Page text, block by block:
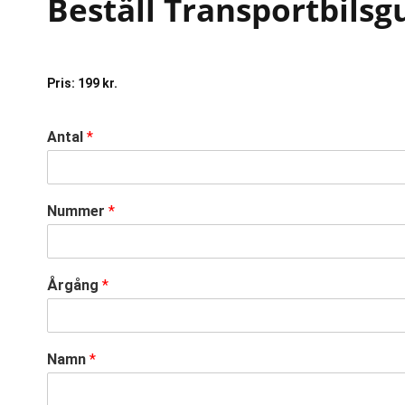
Beställ
Pris: 199 kr.
Antal *
Nummer *
Årgång *
Namn *